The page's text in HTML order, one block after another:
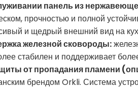
панель из
прочностью и полной
и щедрый внешний вид на
железной сковороды:
стабилен и поддерживает
от пропадания пламени
брендом Orkli. Система